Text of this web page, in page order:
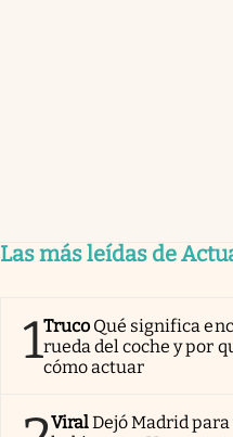
Las más leídas de
1Truco Qué significa
rueda del coche y por
cómo actuar
ViralDejó Madrid